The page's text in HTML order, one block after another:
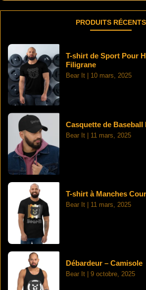
PRODUITS RÉCENTS
T-shirt de Sport Pour
Filigrane
Bear It 10 mars, 2025
Casquette de Baseball
Bear It 11 mars, 2025
T-shirt à Manches
Bear It 11 mars, 2025
Débardeur – Camisole
Bear It 9 octobre, 2025